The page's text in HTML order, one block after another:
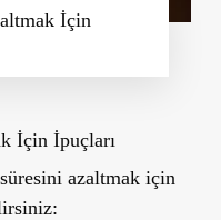
İçin
İçin İpuçları
azaltmak için